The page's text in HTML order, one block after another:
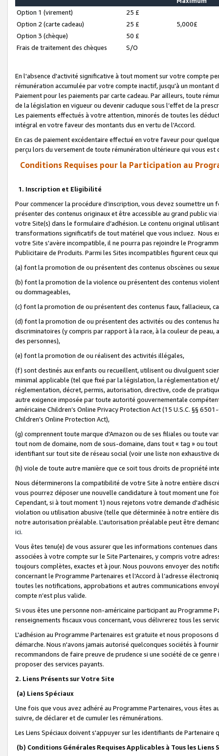
Option 1 (virement)
25 £
Option 2 (carte cadeau)
25 £
5,000£
Option 3 (chèque)
50 £
Frais de traitement des chèques
S/O
En l'absence d'activité significative à tout moment sur votre compte
rémunération accumulée par votre compte inactif, jusqu'à un montant
Paiement pour les paiements par carte cadeau. Par ailleurs, toute
de la législation en vigueur ou devenir caduque sous l’effet de la
Les paiements effectués à votre attention, minorés de toutes les
intégral en votre faveur des montants dus en vertu de l'Accord.
En cas de paiement excédentaire effectué en votre faveur pour
perçu lors du versement de toute rémunération ultérieure qui vous est
Conditions Requises pour la Participation au
1. Inscription et Eligibilité
Pour commencer la procédure d’inscription, vous devez soumettre
présenter des contenus originaux et être accessible au grand public
votre Site(s) dans le formulaire d’adhésion. Le contenu original
transformations significatifs de tout matériel que vous incluez. Nous
votre Site s'avère incompatible, il ne pourra pas rejoindre le
Publicitaire de Produits. Parmi les Sites incompatibles figurent ceux
(a) font la promotion de ou présentent des contenus obscènes ou
(b) font la promotion de la violence ou présentent des contenus
ou dommageables,
(c) font la promotion de ou présentent des contenus faux, fallacieux,
(d) font la promotion de ou présentent des activités ou des contenus
discriminatoires (y compris par rapport à la race, à la couleur de
des personnes),
(e) font la promotion de ou réalisent des activités illégales,
(f) sont destinés aux enfants ou recueillent, utilisent ou divulguent
minimal applicable (tel que fixé par la législation, la réglementation
réglementation, décret, permis, autorisation, directive, code de
autre exigence imposée par toute autorité gouvernementale
américaine Children’s Online Privacy Protection Act (15 U.S.C. §§
Children’s Online Protection Act),
(g) comprennent toute marque d'Amazon ou de ses filiales ou toute
tout nom de domaine, nom de sous-domaine, dans tout « tag » ou
identifiant sur tout site de réseau social (voir une liste non exhaustive
(h) viole de toute autre manière que ce soit tous droits de propriété
Nous déterminerons la compatibilité de votre Site à notre entière
vous pourrez déposer une nouvelle candidature à tout moment une
Cependant, si à tout moment 1) nous rejetons votre demande
violation ou utilisation abusive (telle que déterminée à notre entière
notre autorisation préalable. L'autorisation préalable peut être
ici.
Vous êtes tenu(e) de vous assurer que les informations contenues
associées à votre compte sur le Site Partenaires, y compris votre
toujours complètes, exactes et à jour. Nous pouvons envoyer des
concernant le Programme Partenaires et l'Accord à l’adresse
toutes les notifications, approbations et autres communications
compte n’est plus valide.
Si vous êtes une personne non-américaine participant au
renseignements fiscaux vous concernant, vous délivrerez tous les
L'adhésion au Programme Partenaires est gratuite et nous proposons
démarche. Nous n'avons jamais autorisé quelconques sociétés à
recommandons de faire preuve de prudence si une société de ce
proposer des services payants.
2. Liens Présents sur Votre Site
(a) Liens Spéciaux
Une fois que vous avez adhéré au Programme Partenaires, vous êtes
suivre, de déclarer et de cumuler les rémunérations.
Les Liens Spéciaux doivent s'appuyer sur les identifiants de Partenaire
(b) Conditions Générales Requises Applicables à Tous les Liens